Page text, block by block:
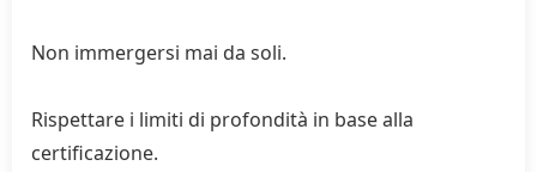
Non immergersi mai da soli.
Rispettare i limiti di profondità in base alla
certificazione.